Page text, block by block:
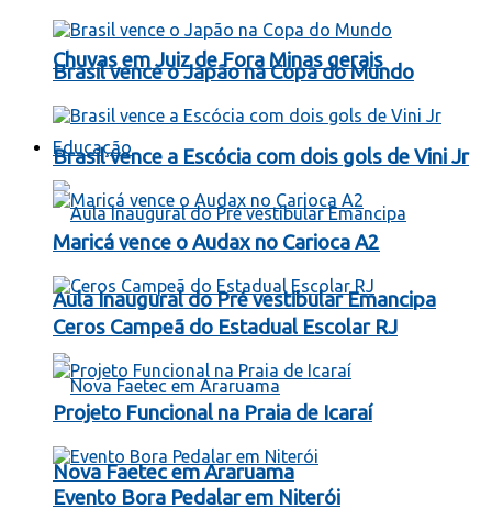
Chuvas em Juiz de Fora Minas gerais
Educação
Aula Inaugural do Pré vestibular Emancipa
Nova Faetec em Araruama
Brasil vence o Japão na Copa do Mundo
Brasil vence a Escócia com dois gols de Vini Jr
Maricá vence o Audax no Carioca A2
Ceros Campeã do Estadual Escolar RJ
Projeto Funcional na Praia de Icaraí
Evento Bora Pedalar em Niterói